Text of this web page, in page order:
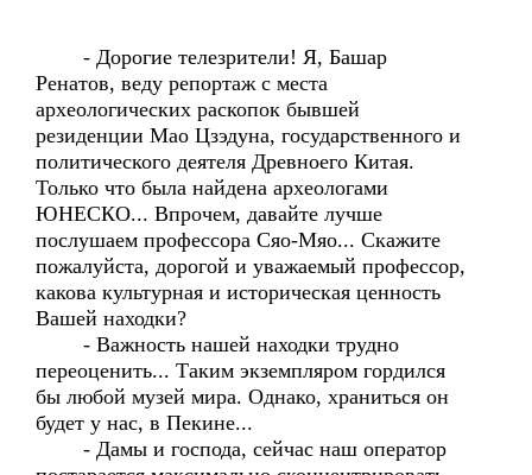
- Дорогие телезрители! Я, Башар
Ренатов, веду репортаж с места
археологических раскопок бывшей
резиденции Мао Цзэдуна, государственного и
политического деятеля Древноего Китая.
Только что была найдена археологами
ЮНЕСКО... Впрочем, давайте лучше
послушаем профессора Сяо-Мяо... Скажите
пожалуйста, дорогой и уважаемый профессор,
какова культурная и историческая ценность
Вашей находки?
- Важность нашей находки трудно
переоценить... Таким экземпляром гордился
бы любой музей мира. Однако, храниться он
будет у нас, в Пекине...
- Дамы и господа, сейчас наш оператор